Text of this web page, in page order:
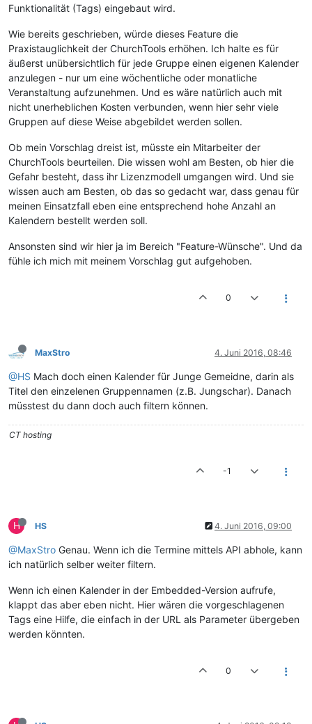
Funktionalität (Tags) eingebaut wird.
Wie bereits geschrieben, würde dieses Feature die
Praxistauglichkeit der ChurchTools erhöhen. Ich halte es für
äußerst unübersichtlich für jede Gruppe einen eigenen Kalender
anzulegen - nur um eine wöchentliche oder monatliche
Veranstaltung aufzunehmen. Und es wäre natürlich auch mit
nicht unerheblichen Kosten verbunden, wenn hier sehr viele
Gruppen auf diese Weise abgebildet werden sollen.
Ob mein Vorschlag dreist ist, müsste ein Mitarbeiter der
ChurchTools beurteilen. Die wissen wohl am Besten, ob hier die
Gefahr besteht, dass ihr Lizenzmodell umgangen wird. Und sie
wissen auch am Besten, ob das so gedacht war, dass genau für
meinen Einsatzfall eben eine entsprechend hohe Anzahl an
Kalendern bestellt werden soll.
Ansonsten sind wir hier ja im Bereich "Feature-Wünsche". Und da
fühle ich mich mit meinem Vorschlag gut aufgehoben.
0
MaxStro 4. Juni 2016, 08:46
@HS Mach doch einen Kalender für Junge Gemeidne, darin als
Titel den einzelenen Gruppennamen (z.B. Jungschar). Danach
müsstest du dann doch auch filtern können.
CT hosting
-1
H HS 4. Juni 2016, 09:00
@MaxStro Genau. Wenn ich die Termine mittels API abhole, kann
ich natürlich selber weiter filtern.
Wenn ich einen Kalender in der Embedded-Version aufrufe,
klappt das aber eben nicht. Hier wären die vorgeschlagenen
Tags eine Hilfe, die einfach in der URL als Parameter übergeben
werden könnten.
0